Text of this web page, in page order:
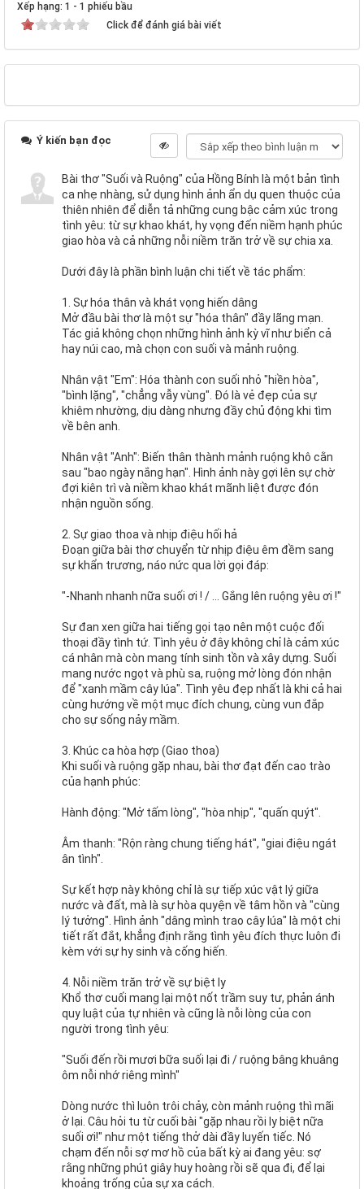
Xếp hạng: 1 - 1 phiếu bầu
Click để đánh giá bài viết
Ý kiến bạn đọc
Bài thơ "Suối và Ruộng" của Hồng Bính là một bản tình
ca nhẹ nhàng, sử dụng hình ảnh ẩn dụ quen thuộc của
thiên nhiên để diễn tả những cung bậc cảm xúc trong
tình yêu: từ sự khao khát, hy vọng đến niềm hạnh phúc
giao hòa và cả những nỗi niềm trăn trở về sự chia xa.
Dưới đây là phần bình luận chi tiết về tác phẩm:
1. Sự hóa thân và khát vọng hiến dâng
Mở đầu bài thơ là một sự "hóa thân" đầy lãng mạn.
Tác giả không chọn những hình ảnh kỳ vĩ như biển cả
hay núi cao, mà chọn con suối và mảnh ruộng.
Nhân vật "Em": Hóa thành con suối nhỏ "hiền hòa",
"bình lặng", "chẳng vẫy vùng". Đó là vẻ đẹp của sự
khiêm nhường, dịu dàng nhưng đầy chủ động khi tìm
về bên anh.
Nhân vật "Anh": Biến thân thành mảnh ruộng khô cằn
sau "bao ngày nắng hạn". Hình ảnh này gợi lên sự chờ
đợi kiên trì và niềm khao khát mãnh liệt được đón
nhận nguồn sống.
2. Sự giao thoa và nhịp điệu hối hả
Đoạn giữa bài thơ chuyển từ nhịp điệu êm đềm sang
sự khẩn trương, náo nức qua lời gọi đáp:
"-Nhanh nhanh nữa suối ơi ! / ... Gắng lên ruộng yêu ơi !"
Sự đan xen giữa hai tiếng gọi tạo nên một cuộc đối
thoại đầy tình tứ. Tình yêu ở đây không chỉ là cảm xúc
cá nhân mà còn mang tính sinh tồn và xây dựng. Suối
mang nước ngọt và phù sa, ruộng mở lòng đón nhận
để "xanh mầm cây lúa". Tình yêu đẹp nhất là khi cả hai
cùng hướng về một mục đích chung, cùng vun đắp
cho sự sống nảy mầm.
3. Khúc ca hòa hợp (Giao thoa)
Khi suối và ruộng gặp nhau, bài thơ đạt đến cao trào
của hạnh phúc:
Hành động: "Mở tấm lòng", "hòa nhịp", "quấn quýt".
Âm thanh: "Rộn ràng chung tiếng hát", "giai điệu ngát
ân tình".
Sự kết hợp này không chỉ là sự tiếp xúc vật lý giữa
nước và đất, mà là sự hòa quyện về tâm hồn và "cùng
lý tưởng". Hình ảnh "dâng mình trao cây lúa" là một chi
tiết rất đắt, khẳng định rằng tình yêu đích thực luôn đi
kèm với sự hy sinh và cống hiến.
4. Nỗi niềm trăn trở về sự biệt ly
Khổ thơ cuối mang lại một nốt trầm suy tư, phản ánh
quy luật của tự nhiên và cũng là nỗi lòng của con
người trong tình yêu:
"Suối đến rồi mươi bữa suối lại đi / ruộng bâng khuâng
ôm nỗi nhớ riêng mình"
Dòng nước thì luôn trôi chảy, còn mảnh ruộng thì mãi
ở lại. Câu hỏi tu từ cuối bài "gặp nhau rồi ly biệt nữa
suối ơi!" như một tiếng thở dài đầy luyến tiếc. Nó
chạm đến nỗi sợ mơ hồ của bất kỳ ai đang yêu: sợ
rằng những phút giây huy hoàng rồi sẽ qua đi, để lại
khoảng trống của sự xa cách.